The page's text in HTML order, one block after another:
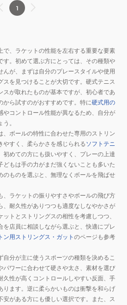
1
で、ラケットの性能を左右する重要な要素
す。初めて選ぶ方にとっては、その種類や
んが、まずは自分のプレースタイルや使用
スを見つけることが大切です。硬式テニス
スが取れたものが基本ですが、初心者であ
から試すのがおすすめです。特に硬式用の
やコントロール性能が異なるため、自分が
。
、ボールの特性に合わせた専用のストリン
やすく、柔らかさを感じられるソフトテニ
初めての方にも扱いやすく、プレーの上達
どもは手の力がまだ強くないことも多いた
のものを選ぶと、無理なくボールを飛ばせ
、ラケットの振りやすさやボールの飛び方
、耐久性がありつつも適度なしなやかさが
トとストリングスの相性を考慮しつつ、
を店員に相談しながら選ぶと、快適にプレ
ン用ストリングス・ガット のページも参考
分が主に使うスポーツの種類を決めるこ
パワーに合わせて硬さや太さ、素材を選び
久性が高くコントロールしやすい反面、手
ります。逆に柔らかいものは衝撃を和らげ
安がある方にも優しい選択です。また、ス